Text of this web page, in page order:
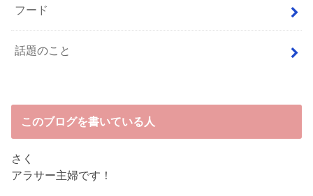
フード
話題のこと
このブログを書いている人
さく
アラサー主婦です！